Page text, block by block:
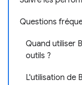
Questions
Quand utiliser
outils ?
L'utilisation de